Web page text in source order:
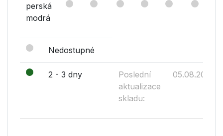
perská
modrá
Nedostupné
2 - 3 dny
Poslední
aktualizace
skladu:
05.08.2026